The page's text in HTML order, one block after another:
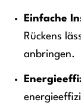
Einfache
Rückens
anbringen.